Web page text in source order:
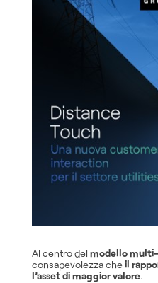
Al centro del modello
consapevolezza cheil
l’asset di maggior valore.